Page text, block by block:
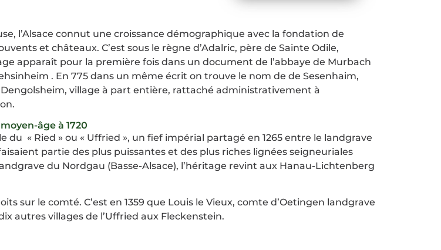
l’Alsace connut une croissance démographique avec la fondation de
et châteaux. C’est sous le règne d’Adalric, père de Sainte Odile,
apparaît pour la première fois dans un document de l’abbaye de Murbach
. En 775 dans un même écrit on trouve le nom de de Sesenhaim,
village à part entière, rattaché administrativement à
âge à 1720
du « Ried » ou « Uffried », un fief impérial partagé en 1265 entre le landgrave
partie des plus puissantes et des plus riches lignées seigneuriales
du Nordgau (Basse-Alsace), l’héritage revint aux Hanau-Lichtenberg
sur le comté. C’est en 1359 que Louis le Vieux, comte d’Oetingen landgrave
autres villages de l’Uffried aux Fleckenstein.